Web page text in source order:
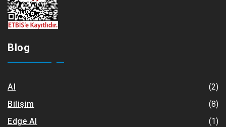
Blog
AI
(2)
Bilişim
(8)
Edge AI
(1)